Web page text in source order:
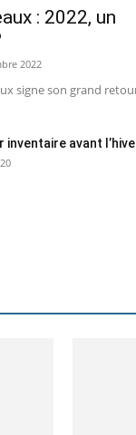
: 2022, un
2022
signe son grand
inventaire avant